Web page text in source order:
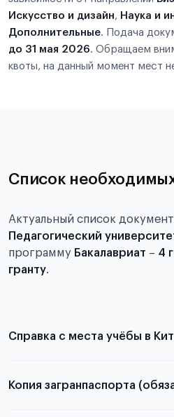
Искусство и дизайн, Наука и
Дополнительные. Подача
до 31 мая 2026. Обращаем
квоты, на данный момент мест
Список
Актуальный список
Педагогический
программу Бакалавриат – 4
гранту.
Справка с места учёбы в
Копия загранпаспорта